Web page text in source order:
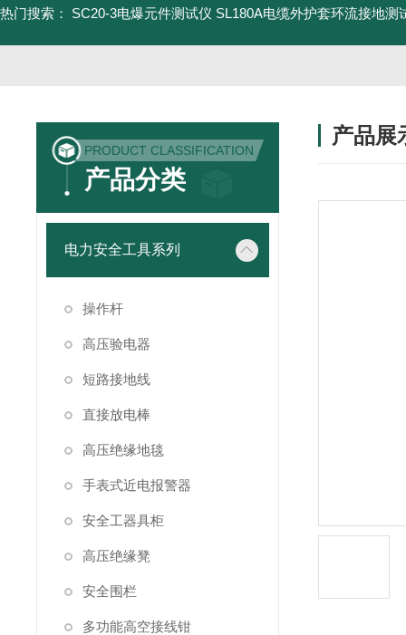
热门搜索： SC20-3电爆元件测试仪 SL180A电缆外护套环流接地测
PRODUCT CLASSIFICATION
产品分类
电力安全工具系列
操作杆
高压验电器
短路接地线
直接放电棒
高压绝缘地毯
手表式近电报警器
安全工器具柜
高压绝缘凳
安全围栏
多功能高空接线钳
产品展